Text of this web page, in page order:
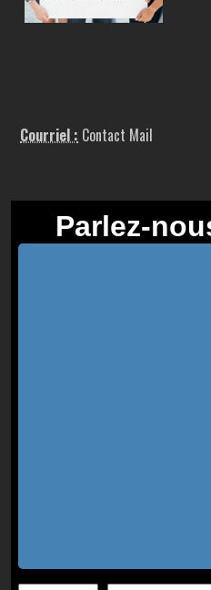
Courriel : Contact Mail